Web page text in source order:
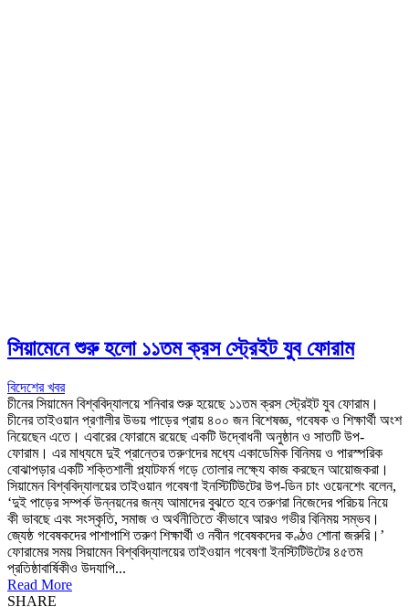
সিয়ামেনে শুরু হলো ১১তম ক্রস স্ট্রেইট যুব ফোরাম
বিদেশের খবর
চীনের সিয়ামেন বিশ্ববিদ্যালয়ে শনিবার শুরু হয়েছে ১১তম ক্রস স্ট্রেইট যুব ফোরাম।
চীনের তাইওয়ান প্রণালীর উভয় পাড়ের প্রায় ৪০০ জন বিশেষজ্ঞ, গবেষক ও শিক্ষার্থী অংশ
নিয়েছেন এতে। এবারের ফোরামে রয়েছে একটি উদ্বোধনী অনুষ্ঠান ও সাতটি উপ-
ফোরাম। এর মাধ্যমে দুই প্রান্তের তরুণদের মধ্যে একাডেমিক বিনিময় ও পারস্পরিক
বোঝাপড়ার একটি শক্তিশালী প্ল্যাটফর্ম গড়ে তোলার লক্ষ্যে কাজ করছেন আয়োজকরা।
সিয়ামেন বিশ্ববিদ্যালয়ের তাইওয়ান গবেষণা ইনস্টিটিউটের উপ-ডিন চাং ওয়েনশেং বলেন,
‘দুই পাড়ের সম্পর্ক উন্নয়নের জন্য আমাদের বুঝতে হবে তরুণরা নিজেদের পরিচয় নিয়ে
কী ভাবছে এবং সংস্কৃতি, সমাজ ও অর্থনীতিতে কীভাবে আরও গভীর বিনিময় সম্ভব।
জ্যেষ্ঠ গবেষকদের পাশাপাশি তরুণ শিক্ষার্থী ও নবীন গবেষকদের কণ্ঠও শোনা জরুরি।’
ফোরামের সময় সিয়ামেন বিশ্ববিদ্যালয়ের তাইওয়ান গবেষণা ইনস্টিটিউটের ৪৫তম
প্রতিষ্ঠাবার্ষিকীও উদযাপি...
Read More
SHARE